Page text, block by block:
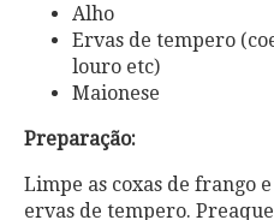
Alho
Ervas de tempero
louro etc)
Maionese
Preparação:
Limpe as coxas de frango
ervas de tempero.